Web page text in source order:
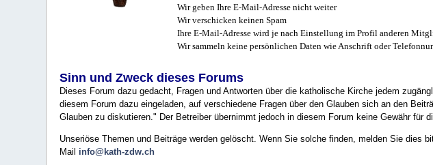
Wir geben Ihre E-Mail-Adresse nicht weiter
Wir verschicken keinen Spam
Ihre E-Mail-Adresse wird je nach Einstellung im Profil anderen
Wir sammeln keine persönlichen Daten wie Anschrift oder
Sinn und Zweck dieses Forums
Dieses Forum dazu gedacht, Fragen und Antworten über die katholische Kirche jedem
diesem Forum dazu eingeladen, auf verschiedene Fragen über den Glauben sich an den
Glauben zu diskutieren." Der Betreiber übernimmt jedoch in diesem Forum keine Gewähr
Unseriöse Themen und Beiträge werden gelöscht. Wenn Sie solche finden, melden Sie dies
Mail info@kath-zdw.ch